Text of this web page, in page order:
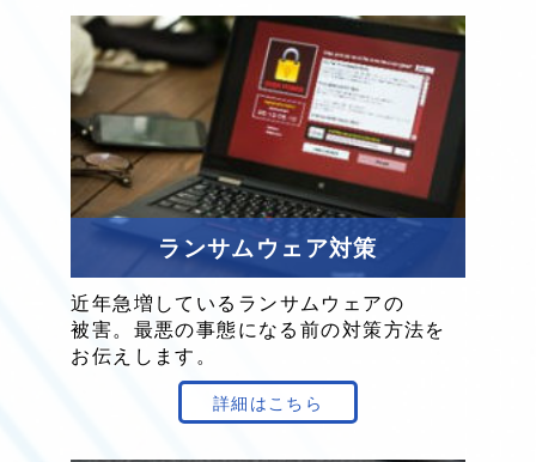
ランサムウェア対策
近年急増 している ランサムウェアの
被害。 最悪の事態になる前の対策方法を
お伝え します。
詳細はこちら